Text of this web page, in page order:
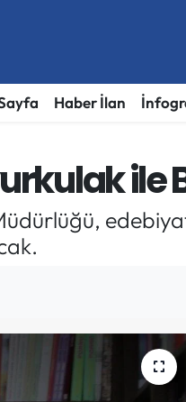
Haber İlan
ile